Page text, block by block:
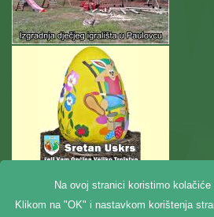
Na ovoj stranici koristimo kolačiće
Klikom na "OK" i nastavkom korištenja